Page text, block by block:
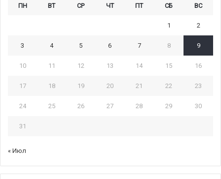
ПН ВТ СР ЧТ ПТ СБ ВС
1 2
3 4 5 6 7 8 9
10 11 12 13 14 15 16
17 18 19 20 21 22 23
24 25 26 27 28 29 30
31
« Июл